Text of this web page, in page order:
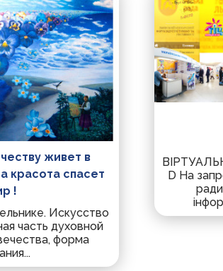
живет в
красота спасет
!
Искусство
часть духовной
форма
D На